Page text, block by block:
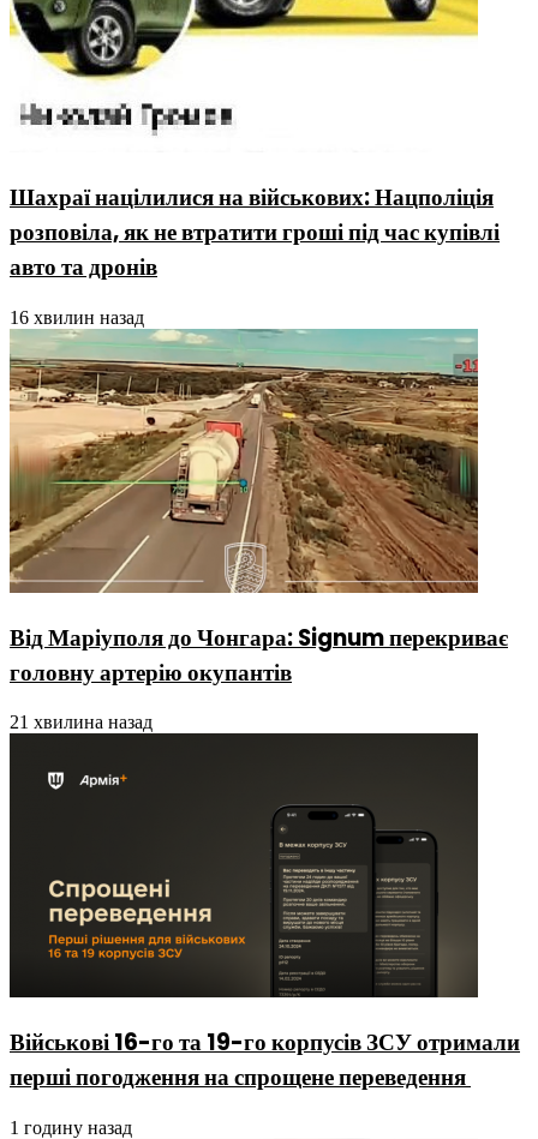
Шахраї націлилися на військових: Нацполіція
розповіла, як не втратити гроші під час купівлі
авто та дронів
16 хвилин назад
Від Маріуполя до Чонгара: Signum перекриває
головну артерію окупантів
21 хвилина назад
Військові 16-го та 19-го корпусів ЗСУ отримали
перші погодження на спрощене переведення
1 годину назад